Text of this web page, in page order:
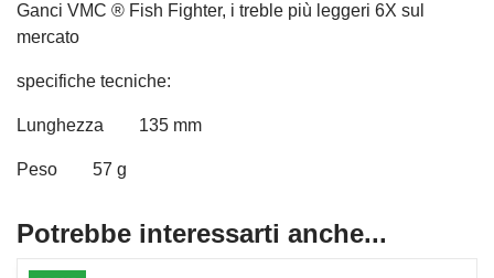
Ganci VMC ® Fish Fighter, i treble più leggeri 6X sul
mercato
specifiche tecniche:
Lunghezza 135 mm
Peso 57 g
Potrebbe interessarti anche...